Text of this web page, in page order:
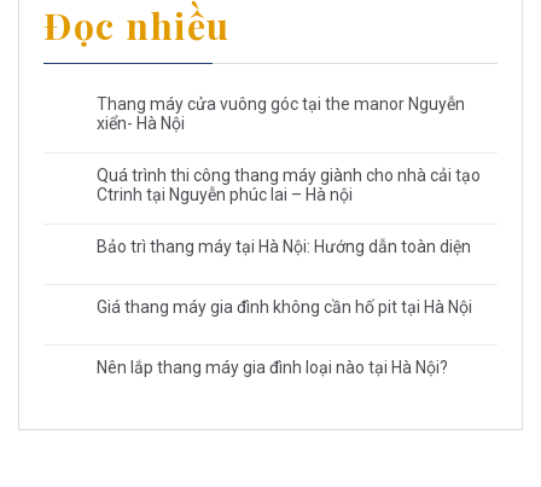
Đọc nhiều
Thang máy cửa vuông góc tại the manor Nguyễn
xiển- Hà Nội
Quá trình thi công thang máy giành cho nhà cải tạo
Ctrinh tại Nguyễn phúc lai – Hà nội
Bảo trì thang máy tại Hà Nội: Hướng dẫn toàn diện
Giá thang máy gia đình không cần hố pit tại Hà Nội
Nên lắp thang máy gia đình loại nào tại Hà Nội?